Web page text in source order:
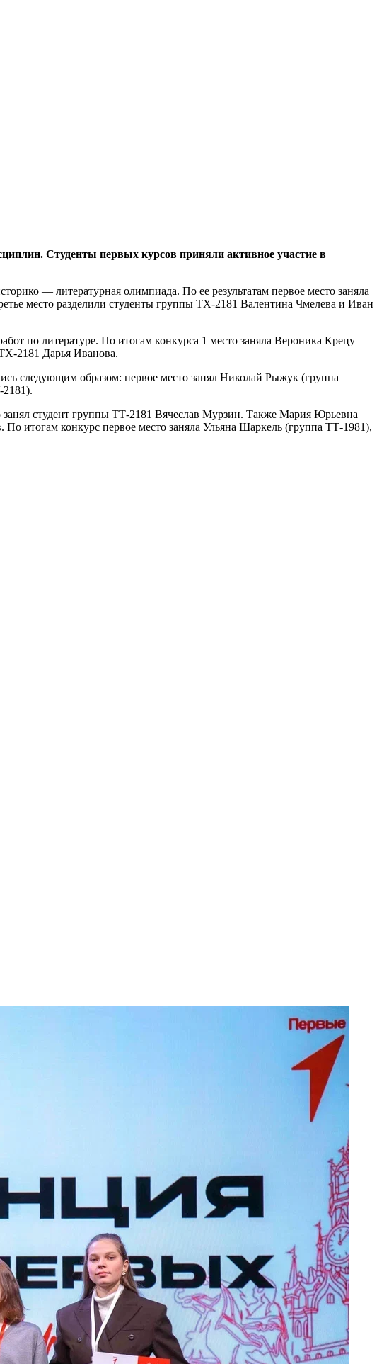
Студенты первых курсов приняли активное участие в
— литературная олимпиада. По ее результатам первое место заняла
место разделили студенты группы ТХ-2181 Валентина Чмелева и Иван
по литературе. По итогам конкурса 1 место заняла Вероника Крецу
2181 Дарья Иванова.
следующим образом: первое место занял Николай Рыжук (группа
2181).
студент группы ТТ-2181 Вячеслав Мурзин. Также Мария Юрьевна
По итогам конкурс первое место заняла Ульяна Шаркель (группа ТТ-1981),